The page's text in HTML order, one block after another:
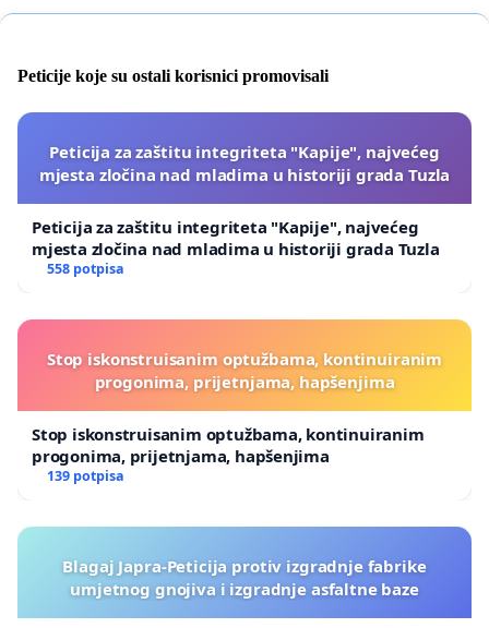
Peticije koje su ostali korisnici promovisali
Peticija za zaštitu integriteta "Kapije", najvećeg
mjesta zločina nad mladima u historiji grada Tuzla
Peticija za zaštitu integriteta "Kapije", najvećeg
mjesta zločina nad mladima u historiji grada Tuzla
558 potpisa
Stop iskonstruisanim optužbama, kontinuiranim
progonima, prijetnjama, hapšenjima
Stop iskonstruisanim optužbama, kontinuiranim
progonima, prijetnjama, hapšenjima
139 potpisa
Blagaj Japra-Peticija protiv izgradnje fabrike
umjetnog gnojiva i izgradnje asfaltne baze